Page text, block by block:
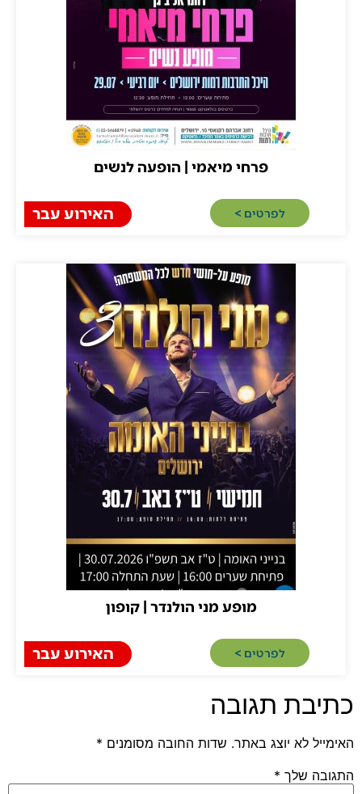
פרחי מיאמי | הופעה לנשים
לפרטים >​ ירושלים
האירוע עבר
מופע מני הולנדר | קופון
לפרטים >​ האירוע עבר
תגובה
לא יוצג באתר. שדות החובה מסומנים*
שלך*